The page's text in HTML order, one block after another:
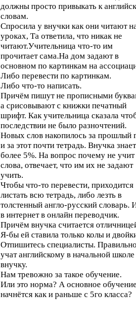
должны просто привыкать к
словам.
Спросила у внучки как они читают
уроках, Та ответила, что никак не
читают.Учительница что-то им
прочитает сама.На дом задают в
основном по картинкам на
Либо перевести по картинкам.
Либо что-то написать.
Причём пишут не прописными
а срисовывают с книжки печатный
шрифт. Как учительница сказала
последствии не было разночтений.
Новых слов накопилось за прошлый
и за этот почти тетрадь. Внучка
более 5%. На вопрос почему не учит
слова, отвечает, что им их не задают
учить.
Чтобы что-то перевести, приходится
листать всю тетрадь, либо лезть в
толстенный англо-русский словарь.
в интернет в онлайн переводчик.
Причём внучка считается
Я-бы ей ставила только колы и
Отпишитесь специалисты.
учат английскому в начальной школе
внучку.
Нам тревожно за такое обучение.
Или это норма? А основное
начнётся как и раньше с 5го класса?